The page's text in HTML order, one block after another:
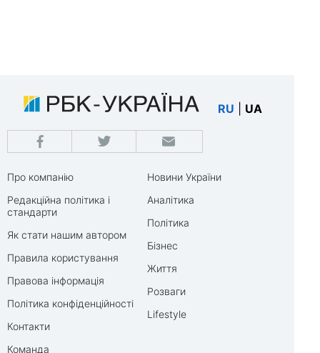
RU UA
Про компанію
Редакційна політика і
стандарти
Як стати нашим автором
Правила користування
Правова інформація
Політика конфіденційності
Контакти
Команда
Новини України
Аналітика
Політика
Бізнес
Життя
Розваги
Lifestyle